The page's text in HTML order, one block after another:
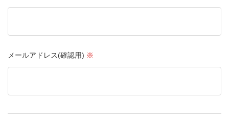
メールアドレス(確認用) ※